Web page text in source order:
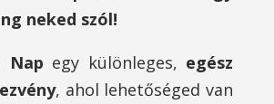
neked szól!
Nap egy különleges, egész
, ahol lehetőséged van